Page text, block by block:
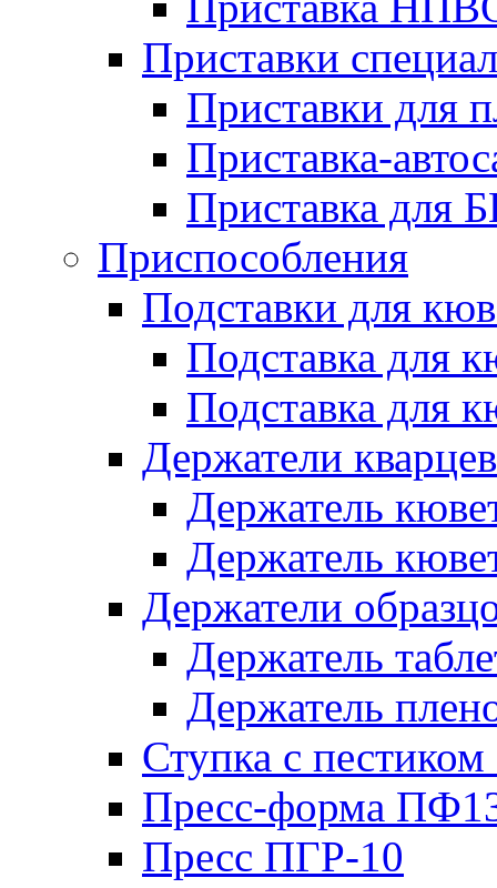
Приставки
Приставки для
Приставка-
Приставка для
Приспособления
Подставки для
Подставка для
Подставка для
Держатели
Держатель
Держатель
Держатели
Держатель
Держатель
Ступка с
Пресс-форма
Пресс ПГР-10